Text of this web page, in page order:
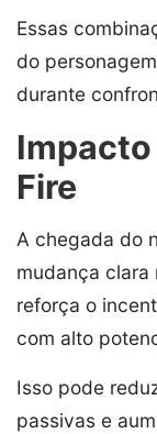
Essas
do
durante
Impacto
Fire
A chegada do
mudança clara
reforça o
com alto
Isso pode
passivas e